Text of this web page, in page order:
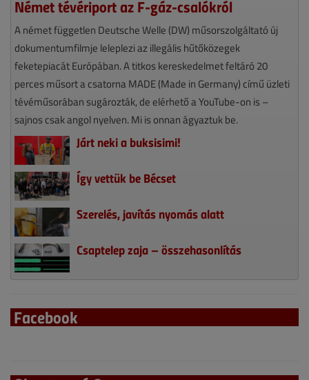
Német tévériport az F-gáz-csalókról
A német független Deutsche Welle (DW) műsorszolgáltató új
dokumentumfilmje leleplezi az illegális hűtőközegek
feketepiacát Európában. A titkos kereskedelmet feltáró 20
perces műsort a csatorna MADE (Made in Germany) című üzleti
tévéműsorában sugározták, de elérhető a YouTube-on is –
sajnos csak angol nyelven. Mi is onnan ágyaztuk be.
Járt neki a buksisimi!
Így vettük be Bécset
Szerelés, javítás nyomás alatt
Csaptelep zaja – összehasonlítás
Facebook